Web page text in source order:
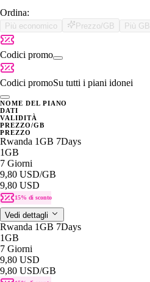
Ordina:
Più economico Prezzo/GB Più GB
Codici promo
Codici promoSu tutti i piani idonei
NOME DEL PIANO
DATI
VALIDITÀ
PREZZO/GB
PREZZO
Rwanda 1GB 7Days
1GB
7 Giorni
9,80 USD/GB
9,80 USD
15% di sconto
Vedi dettagli
Rwanda 1GB 7Days
1GB
7 Giorni
9,80 USD
9,80 USD/GB